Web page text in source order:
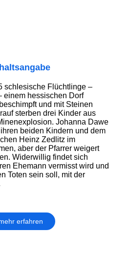
schlesische Flüchtlinge –
einem hessischen Dorf
und mit Steinen
sterben drei Kinder aus
Johanna Dawe
beiden Kindern und dem
Heinz Zedlitz im
aber der Pfarrer weigert
Widerwillig findet sich
Ehemann vermisst wird und
Toten sein soll, mit der
erfahren